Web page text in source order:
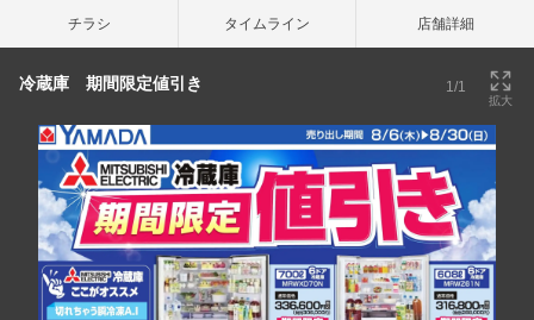
チラシ タイム ライン 店舗詳細
冷蔵庫 期間限定値引き 1/1
拡大